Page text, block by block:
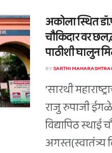
अकोला स्थित
चौकिदार वर
पाठीशी घालुन
BYSARTHI
'सारथी
राजु रुपाजी
विद्यापिठ स्थाई
अगस्त(स्वातंत्र्य